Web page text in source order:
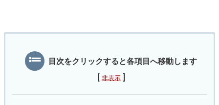
目次をクリックすると各項目へ移動します
[ 非表示 ]